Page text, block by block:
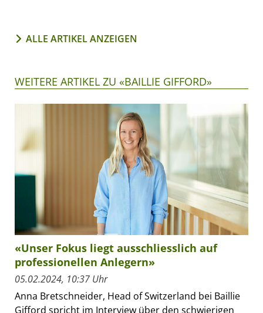
ALLE ARTIKEL ANZEIGEN
WEITERE ARTIKEL ZU «BAILLIE GIFFORD»
«Unser Fokus liegt ausschliesslich auf
professionellen Anlegern»
05.02.2024, 10:37 Uhr
Anna Bretschneider, Head of Switzerland bei Baillie
Gifford spricht im Interview über den schwierigen